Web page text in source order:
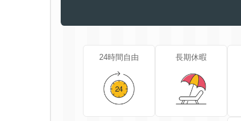
24時間自由 長期休暇